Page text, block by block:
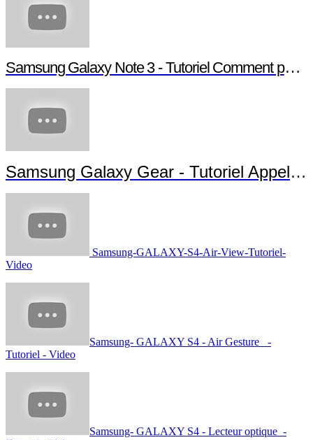
Samsung Galaxy Note 3 - Tutoriel Comment paramétrer votre Note 3
Samsung Galaxy Gear - Tutoriel Appels et Messages
Samsung-GALAXY-S4-Air-View-Tutoriel-
Video
Samsung- GALAXY S4 - Air Gesture -
Tutoriel - Video
Samsung- GALAXY S4 - Lecteur optique -